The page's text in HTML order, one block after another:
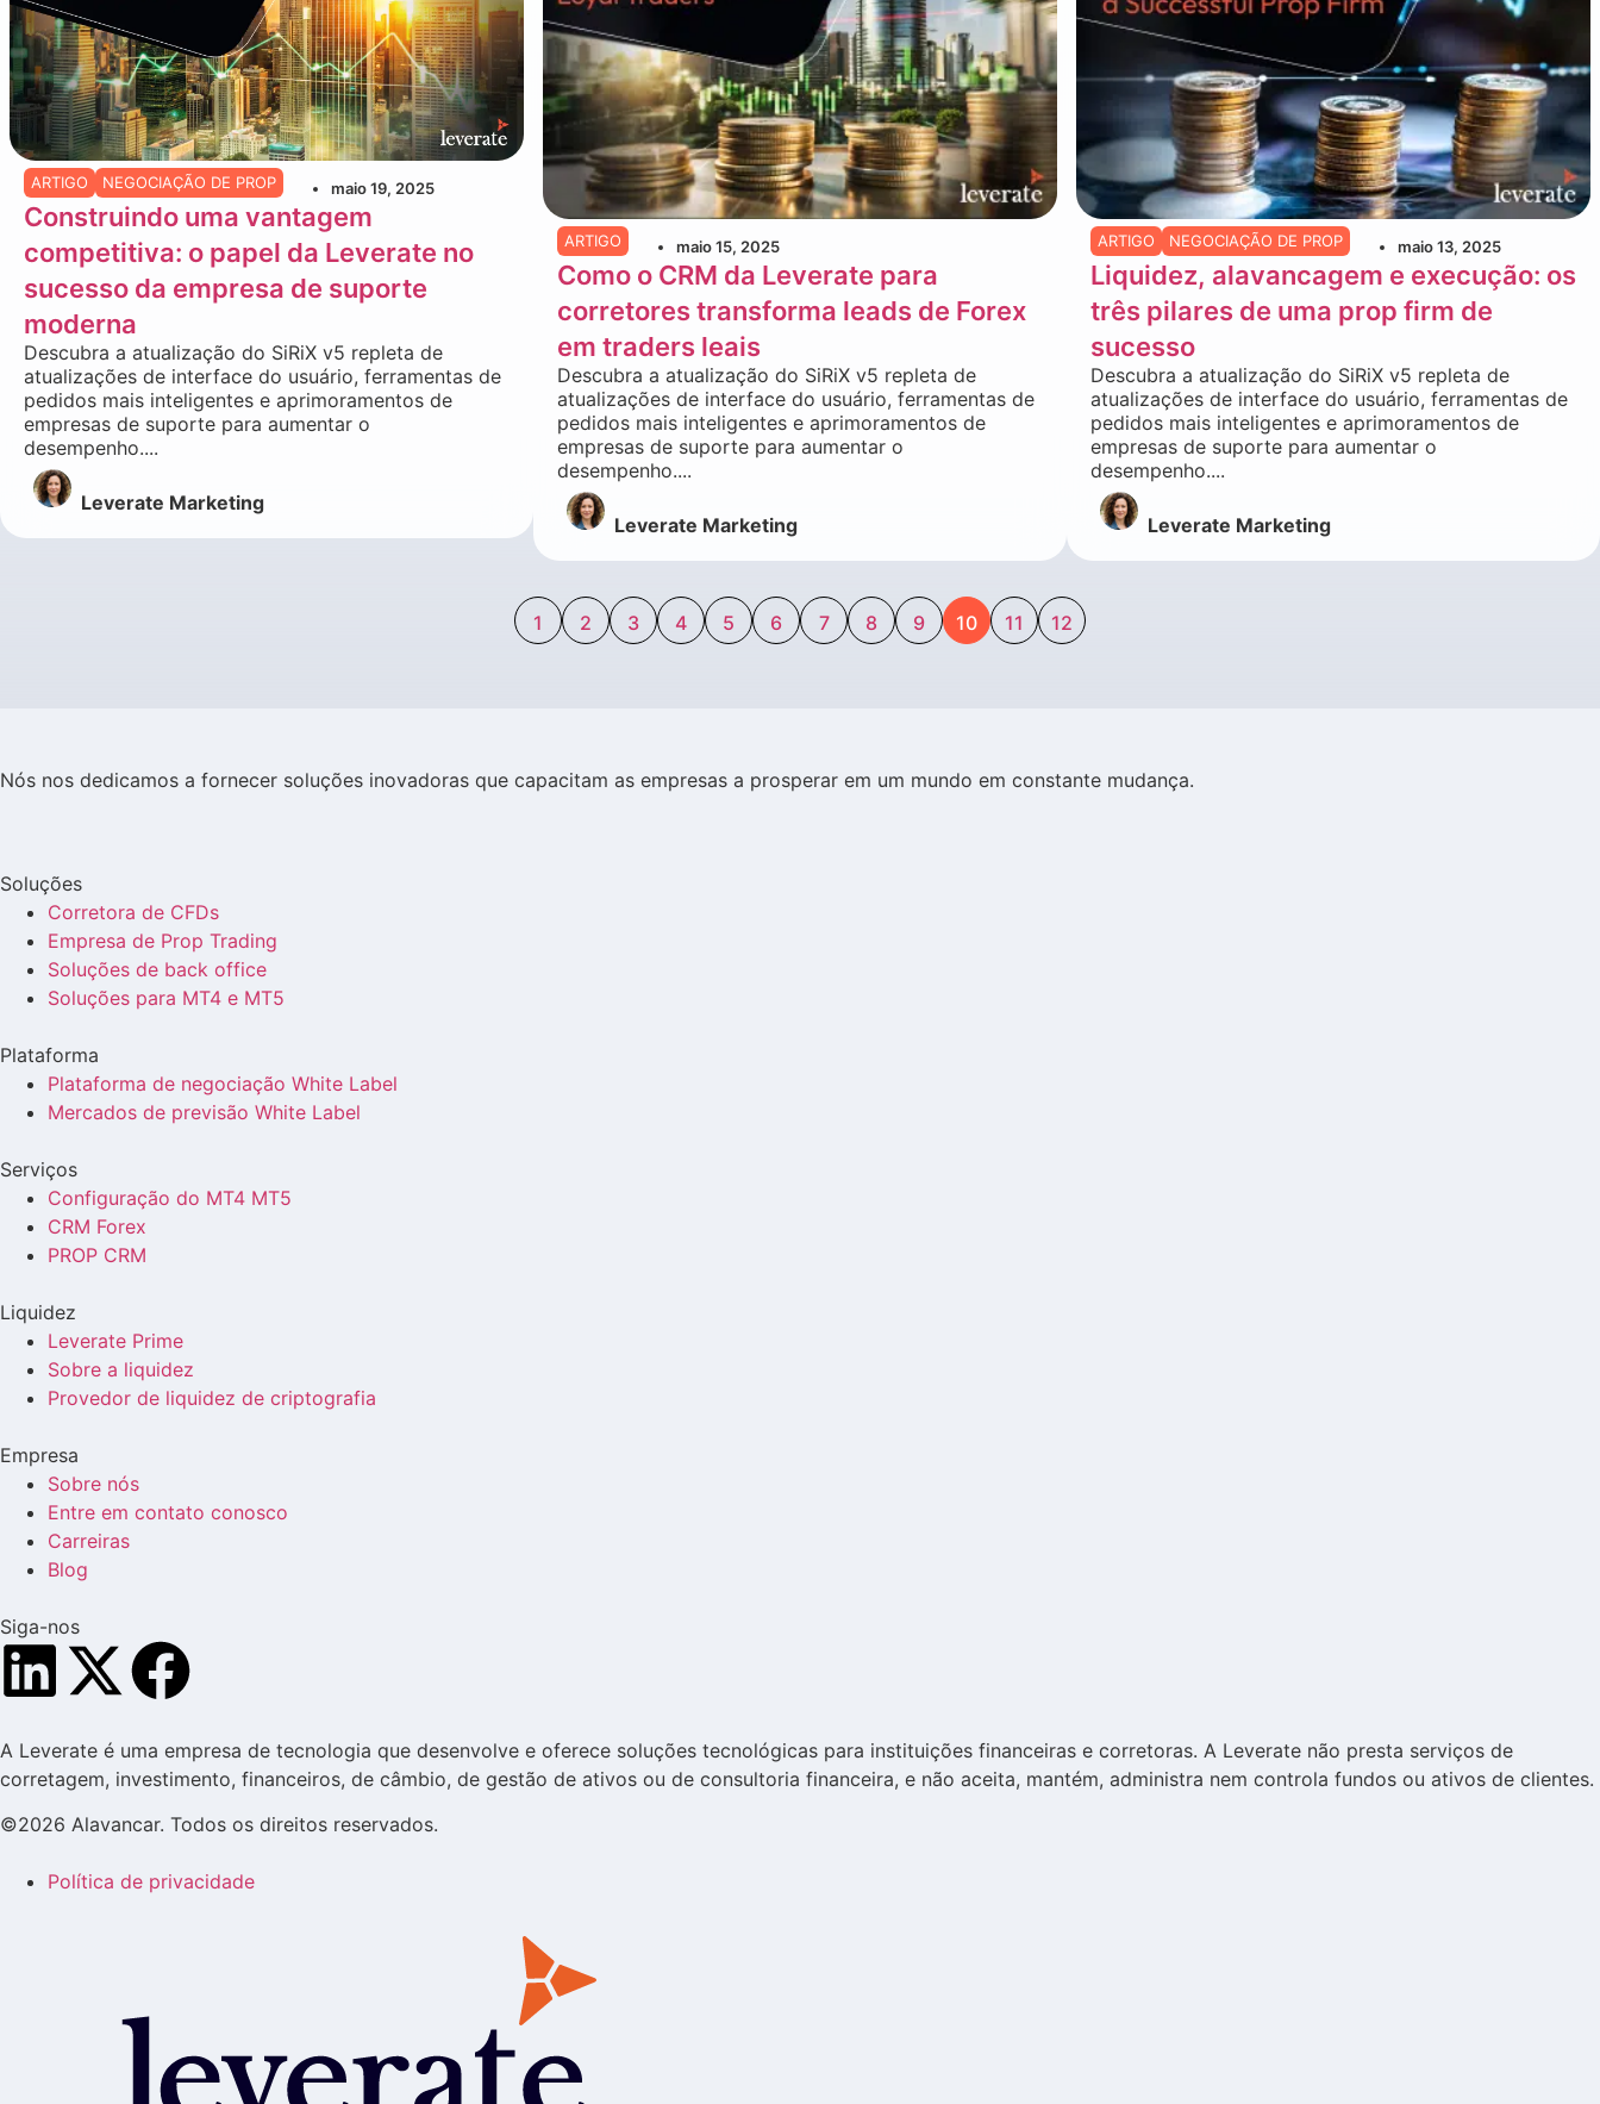
ARTIGO NEGOCIAÇÃO DE PROP maio 19, 2025
Construindo uma vantagem
competitiva: o papel da Leverate no
sucesso da empresa de suporte
moderna
Descubra a atualização do SiRiX v5 repleta de
atualizações de interface do usuário, ferramentas de
pedidos mais inteligentes e aprimoramentos de
empresas de suporte para aumentar o
desempenho....
Leverate Marketing
ARTIGO maio 15, 2025
Como o CRM da Leverate para
corretores transforma leads de Forex
em traders leais
Descubra a atualização do SiRiX v5 repleta de
atualizações de interface do usuário, ferramentas de
pedidos mais inteligentes e aprimoramentos de
empresas de suporte para aumentar o
desempenho....
Leverate Marketing
ARTIGO NEGOCIAÇÃO DE PROP maio 13, 2025
Liquidez, alavancagem e execução: os
três pilares de uma prop firm de
sucesso
Descubra a atualização do SiRiX v5 repleta de
atualizações de interface do usuário, ferramentas de
pedidos mais inteligentes e aprimoramentos de
empresas de suporte para aumentar o
desempenho....
Leverate Marketing
1 2 3 4 5 6 7 8 9 10 11 12
Nós nos dedicamos a fornecer soluções inovadoras que capacitam as empresas a prosperar em um mundo em constante mudança.
Soluções
Corretora de CFDs
Empresa de Prop Trading
Soluções de back office
Soluções para MT4 e MT5
Plataforma
Plataforma de negociação White Label
Mercados de previsão White Label
Serviços
Configuração do MT4 MT5
CRM Forex
PROP CRM
Liquidez
Leverate Prime
Sobre a liquidez
Provedor de liquidez de criptografia
Empresa
Sobre nós
Entre em contato conosco
Carreiras
Blog
Siga-nos
A Leverate é uma empresa de tecnologia que desenvolve e oferece soluções tecnológicas para instituições financeiras e corretoras. A Leverate não presta serviços de
corretagem, investimento, financeiros, de câmbio, de gestão de ativos ou de consultoria financeira, e não aceita, mantém, administra nem controla fundos ou ativos de clientes.
©2026 Alavancar. Todos os direitos reservados.
Política de privacidade